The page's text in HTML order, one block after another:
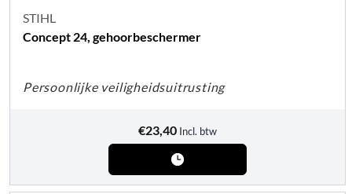
STIHL
Concept 24, gehoorbeschermer
Persoonlijke veiligheidsuitrusting
€23,40 Incl. btw